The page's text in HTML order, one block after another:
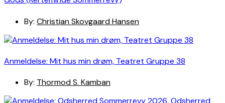
By: Christian Skovgaard Hansen
Anmeldelse: Mit hus min drøm, Teatret Gruppe 38
By: Thormod S. Kamban